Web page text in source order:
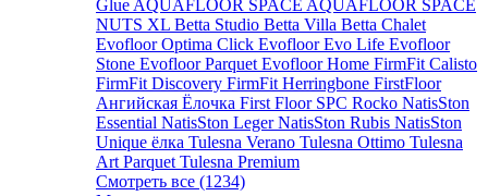
Glue AQUAFLOOR SPACE AQUAFLOOR SPACE
NUTS XL Betta Studio Betta Villa Betta Chalet
Evofloor Optima Click Evofloor Evo Life Evofloor
Stone Evofloor Parquet Evofloor Home FirmFit Calisto
FirmFit Discovery FirmFit Herringbone FirstFloor
Ангийская Ёлочка First Floor SPC Rocko NatisSton
Essential NatisSton LegerNatisSton Rubis NatisSton
Unique ёлка Tulesna Verano Tulesna Ottimo Tulesna
Art Parquet Tulesna Premium
Смотреть все (1234)